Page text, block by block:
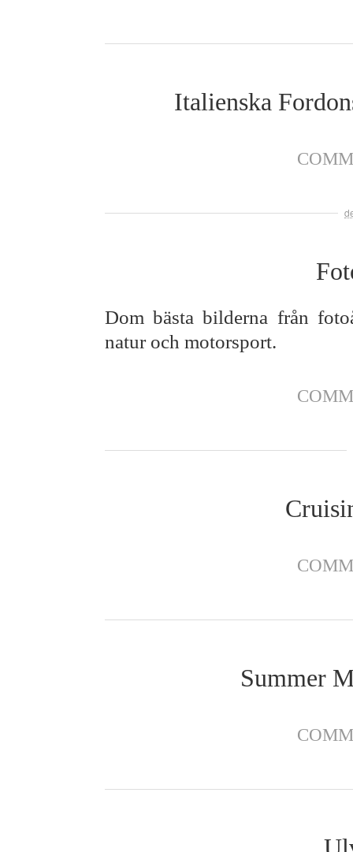
Italienska
Dom bästa bilderna från
natur och motorsport.
Summer